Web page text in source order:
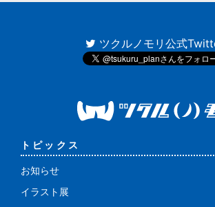
トピックス
お知らせ
イラスト展
ツクルノモリ公式